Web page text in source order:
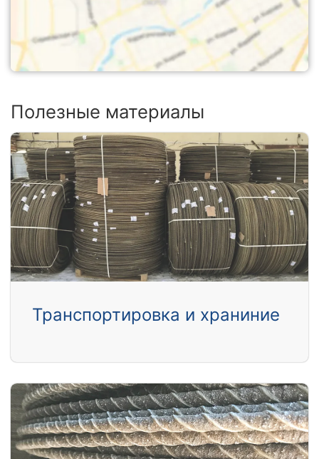
Полезные материалы
Транспортировка и храниние